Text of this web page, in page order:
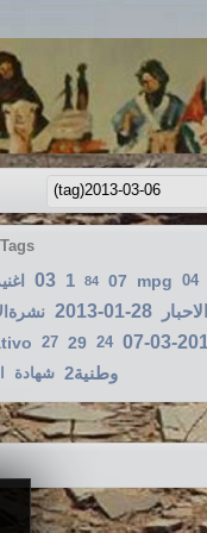
03 1 84 07 mpg 04
2013-01-28 الاحبار
27 29 24
شهادة وطنية2